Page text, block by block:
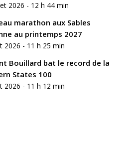
Nom
*
mail
*
2026 - 12 h 44 min
marathon aux Sables
au printemps 2027
2026 - 11 h 25 min
Bouillard bat le record de la
States 100
2026 - 11 h 12 min